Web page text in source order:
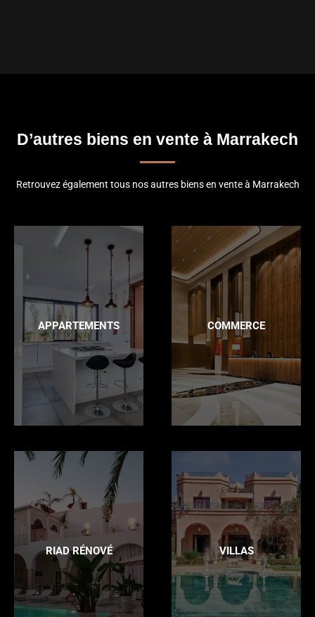
D’autres biens en vente à Marrakech
Retrouvez également tous nos autres biens en vente à Marrakech
APPARTEMENTS COMMERCE
RIAD RÉNOVÉ VILLAS